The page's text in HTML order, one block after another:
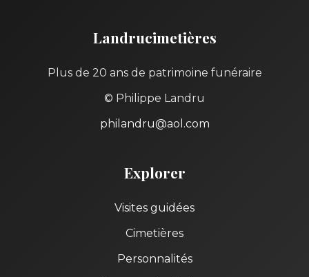
Landrucimetières
Plus de 20 ans de patrimoine funéraire
© Philippe Landru
philandru@aol.com
Explorer
Visites guidées
Cimetières
Personnalités